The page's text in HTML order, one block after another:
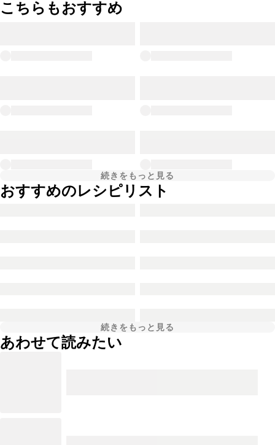
こちらもおすすめ
続きをもっと見る
おすすめのレシピリスト
続きをもっと見る
あわせて読みたい